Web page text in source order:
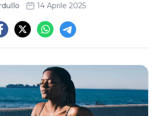
14 Aprile 2025